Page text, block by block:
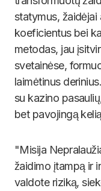
statymus,
koeficientus bei
metodas, jau
svetainėse,
laimėtinus
su kazino
bet pavojingą
"Misija
žaidimo įtampą ir
valdote riziką,